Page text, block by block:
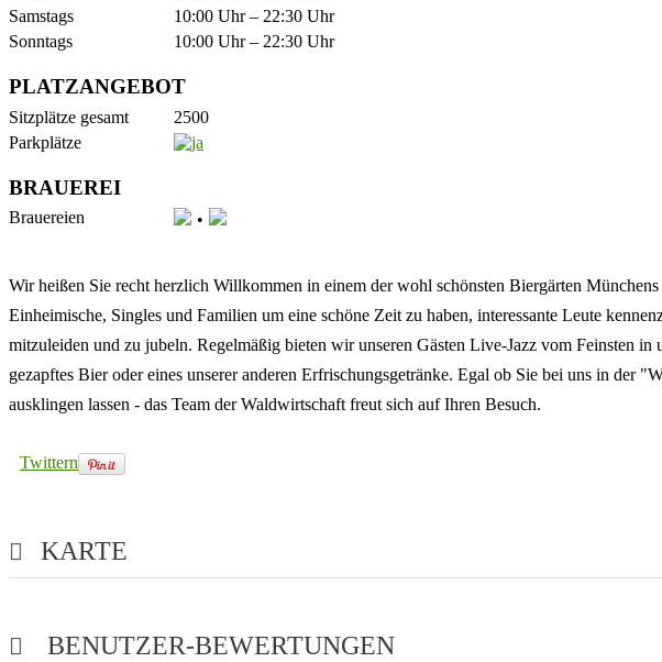
Samstags
10:00 Uhr – 22:30 Uhr
Sonntags
10:00 Uhr – 22:30 Uhr
PLATZANGEBOT
Sitzplätze gesamt
2500
Parkplätze
BRAUEREI
Brauereien
Wir heißen Sie recht herzlich Willkommen in einem der wohl schönsten Biergärten
Einheimische, Singles und Familien um eine schöne Zeit zu haben, interessante Leute
mitzuleiden und zu jubeln. Regelmäßig bieten wir unseren Gästen Live-Jazz vom Feinsten
gezapftes Bier oder eines unserer anderen Erfrischungsgetränke. Egal ob Sie bei uns in der
ausklingen lassen - das Team der Waldwirtschaft freut sich auf Ihren Besuch.
Twittern
KARTE
BENUTZER-BEWERTUNGEN